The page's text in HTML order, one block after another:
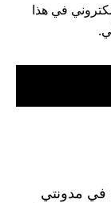
في هذا
في مدونتي